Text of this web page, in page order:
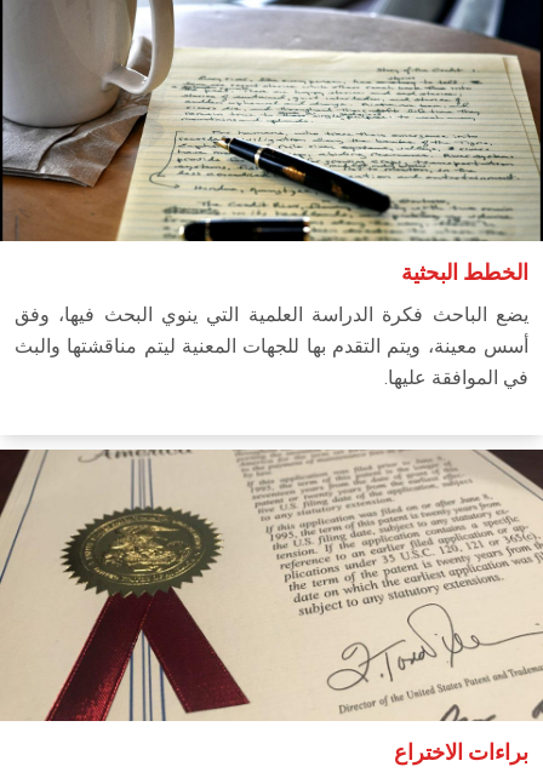
الخطط البحثية
يضع الباحث فكرة الدراسة العلمية التي ينوي البحث فيها، وفق
أسس معينة، ويتم التقدم بها للجهات المعنية ليتم مناقشتها والبث
في الموافقة عليها.
براءات الاختراع